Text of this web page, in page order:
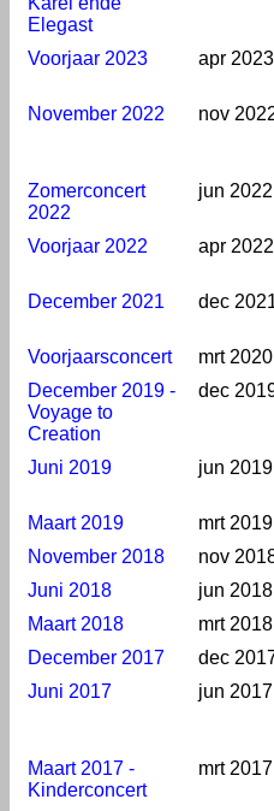
Elegast
Voorjaar 2023 apr 2023
November 2022
nov
Zomerconcert
2022
jun 2022
Voorjaar 2022 apr 2022
December 2021
dec
Voorjaarsconcert
mrt 2020
December 2019 -
Voyage to
Creation
dec
Juni 2019 jun 2019
Maart 2019
mrt 2019
November 2018
nov
Juni 2018
jun 2018
Maart 2018
mrt 2018
December 2017
dec
Juni 2017
jun 2017
Maart 2017 -
Kinderconcert
mrt 2017